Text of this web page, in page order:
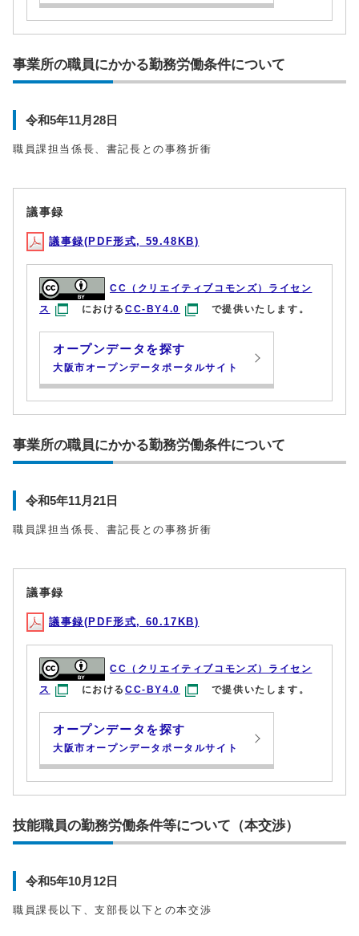
事業所の職員にかかる勤務労働条件について
令和5年11月28日
職員課担当係長、書記長との事務折衝
議事録
議事録(PDF形式, 59.48KB)
CC（クリエイティブコモンズ）ライセン
ス
におけるCC-BY4.0 で提供いたします。
オープンデータを探す
大阪市オープンデータポータルサイト
事業所の職員にかかる勤務労働条件について
令和5年11月21日
職員課担当係長、書記長との事務折衝
議事録
議事録(PDF形式, 60.17KB)
CC（クリエイティブコモンズ）ライセン
ス
におけるCC-BY4.0 で提供いたします。
オープンデータを探す
大阪市オープンデータポータルサイト
技能職員の勤務労働条件等について（本交渉）
令和5年10月12日
職員課長以下、支部長以下との本交渉